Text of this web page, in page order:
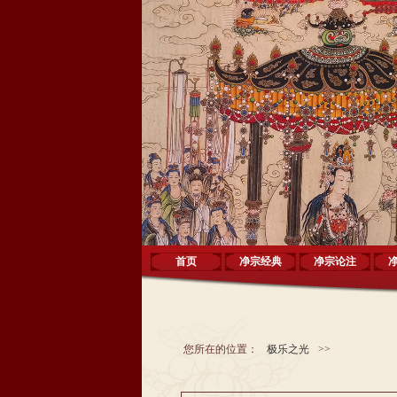
首页 净宗经典 净宗论注
您所在的位置： 极乐之光 >>